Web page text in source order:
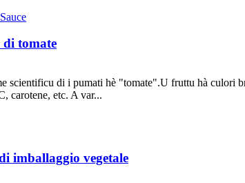
tomate
scientificu di i pumati hè "tomate".U fruttu hà culori
carotene, etc. A var...
imballaggio vegetale